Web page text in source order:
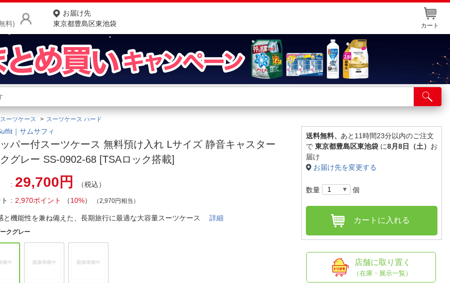
料)
お届け先
東京都豊島区東池袋
カート
商品をさがす
ランキングからさがす
カテゴリ一覧からさがす
お客様サポート
店舗サービス
ネット取り置き
店舗情報・店舗一覧
スーツケース スーツケース ハード
｜サムサフィ
パー付スーツケース 無料預け入れ Lサイズ 静音キャスター
グレー SS-0902-68 [TSAロック搭載]
29,700円
（税込）
2,970ポイント （10%） （2,970円相当）
と機能性を兼ね備えた、長期旅行に最適な大容量スーツケース詳細
クグレー
送料無料、 あと11時間23分以内のご注文
で 東京都豊島区東池袋 に8月8日（土） お
届け
お届け先を変更する
数量 個
カートに入れる
店舗に取り置く
（在庫・展示一覧）